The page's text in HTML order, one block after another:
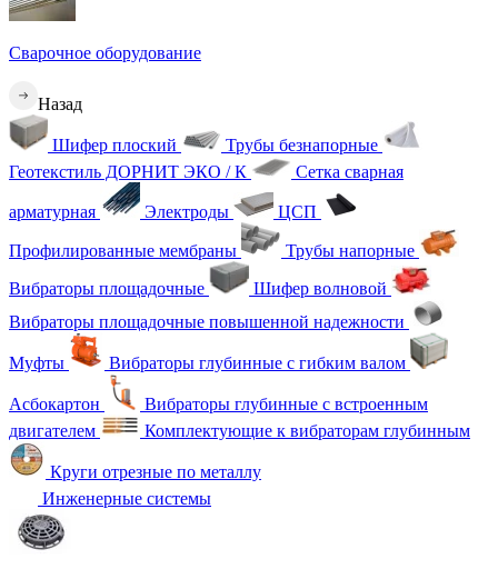
Сварочное оборудование
Назад
Шифер плоский
Трубы безнапорные
Геотекстиль ДОРНИТ ЭКО / К
Сетка сварная
арматурная Электроды ЦСП
Профилированные мембраны
Трубы напорные
Вибраторы площадочные
Шифер волновой
Вибраторы площадочные повышенной надежности
Муфты Вибраторы глубинные с гибким валом
Асбокартон
Вибраторы глубинные с встроенным
двигателем
Комплектующие к вибраторам глубинным
Круги отрезные по металлу
Инженерные системы